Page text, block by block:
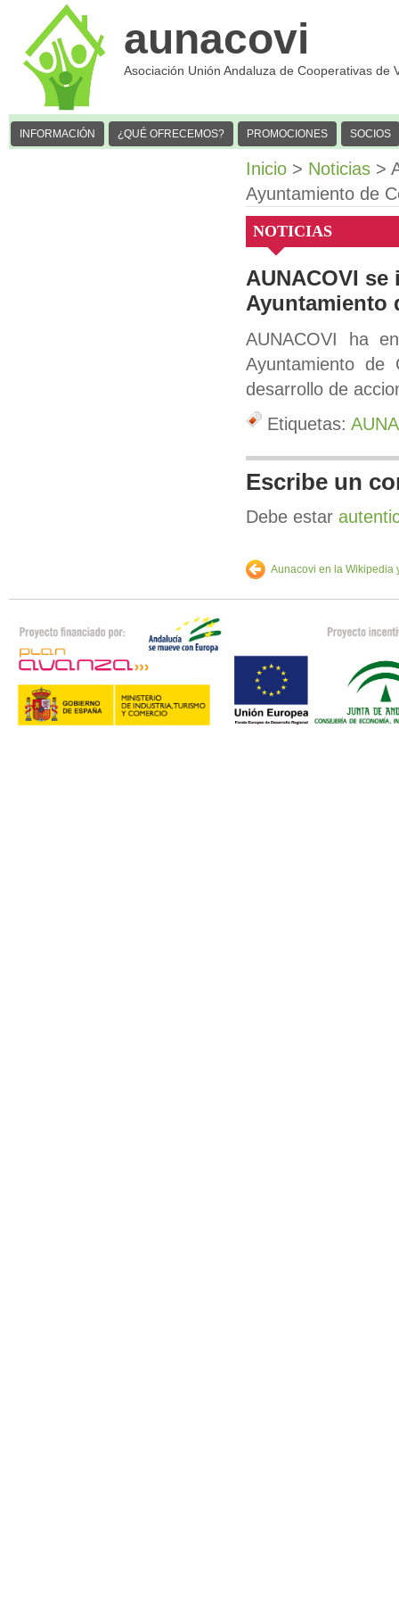
aunacovi
Asociación Unión Andaluza de Cooperativas de
INFORMACIÓN ¿QUÉ OFRECEMOS? PROMOCIONES SOCIOS
Inicio > Noticias >
Ayuntamiento de
NOTICIAS
AUNACOVI
Ayuntamiento
AUNACOVI ha
Ayuntamiento
desarrollo de
Etiquetas:
Escribe un
Debe estar
Aunacovi en la Wikipedia